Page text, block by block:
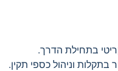
בתחילת הדרך.
וניהול כספי תקין.